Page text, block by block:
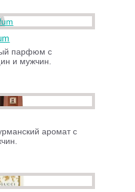
парфюм с
и мужчин.
аромат с